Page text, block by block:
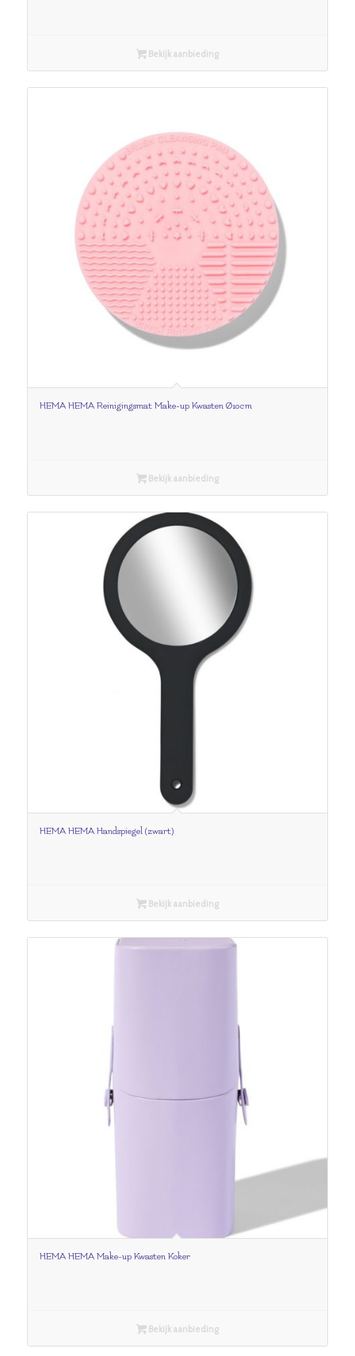
Bekijk aanbieding
HEMA HEMA Reinigingsmat Make-up Kwasten Ø10cm
Bekijk aanbieding
HEMA HEMA Handspiegel (zwart)
Bekijk aanbieding
HEMA HEMA Make-up Kwasten Koker
Bekijk aanbieding